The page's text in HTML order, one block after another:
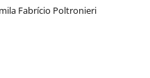
Fabrício Poltronieri